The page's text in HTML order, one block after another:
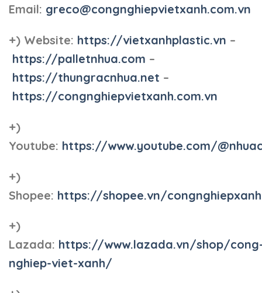
Email: greco@congnghiepvietxanh.com.vn
+) Website: https://vietxanhplastic.vn –
https://palletnhua.com –
https://thungracnhua.net –
https://congnghiepvietxanh.com.vn
+)
Youtube: https://www.youtube.com/
+)
Shopee: https://shopee.vn/
+)
Lazada: https://www.lazada.vn/shop/
nghiep-viet-xanh/